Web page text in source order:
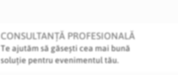
CONSULTANȚĂ PROFESIONALĂ
Te ajutăm să găsești cea mai bună
soluție pentru evenimentul tău.